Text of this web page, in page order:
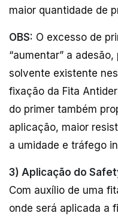
maior quantidade de
OBS: O excesso de
“aumentar” a
solvente existente
fixação da Fita
do primer também
aplicação, maior
a umidade e tráfego
3) Aplicação do
Com auxílio de uma
onde será aplicada a